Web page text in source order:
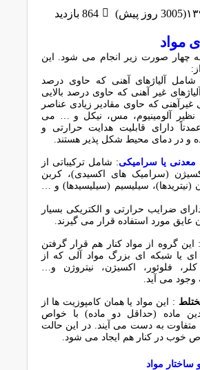
864 بازدید
چهار صورت زیر انجام می شود. این
شامل آلیاژهای آهنی که حاوی درصد
غیر آهنی که حاوی درصد بالایی
غیرآهنی که حاوی مقادیر زیادی عناصر
نظیر آلومینیوم، مس، نیکل و … می
دارای قابلیت هدایت حرارتی و
و در دمای محیط شکل پذیر هستند.
معدنی یا سرامیکی: شامل ترکیباتی از
(سرامیک های اکسیدی)، کربن
(نیتریدها)، سیلیسیم (سیلیسیدها) و …
ضرایب حرارتی و الکتریکی بسیار
عایق مورد استفاده قرار می گیرند.
: این گروه از مواد کنار هم قرار گرفتن
ای یا شبکه ای بزرگ مواد آلی که از
فلوئور، اکسیژن، نیتروژن و…
می آید.
: این مواد یا همان کامپوزیت ها از
ماده (حداقل دو ماده) با خواص
متفاوت به دست می آیند. در این حالت
خوب در کنار هم ایجاد می شود.
مواد